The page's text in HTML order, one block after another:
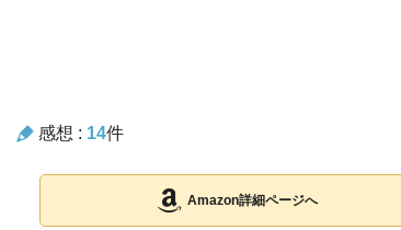
感想 : 14件
Amazon詳細ページへ